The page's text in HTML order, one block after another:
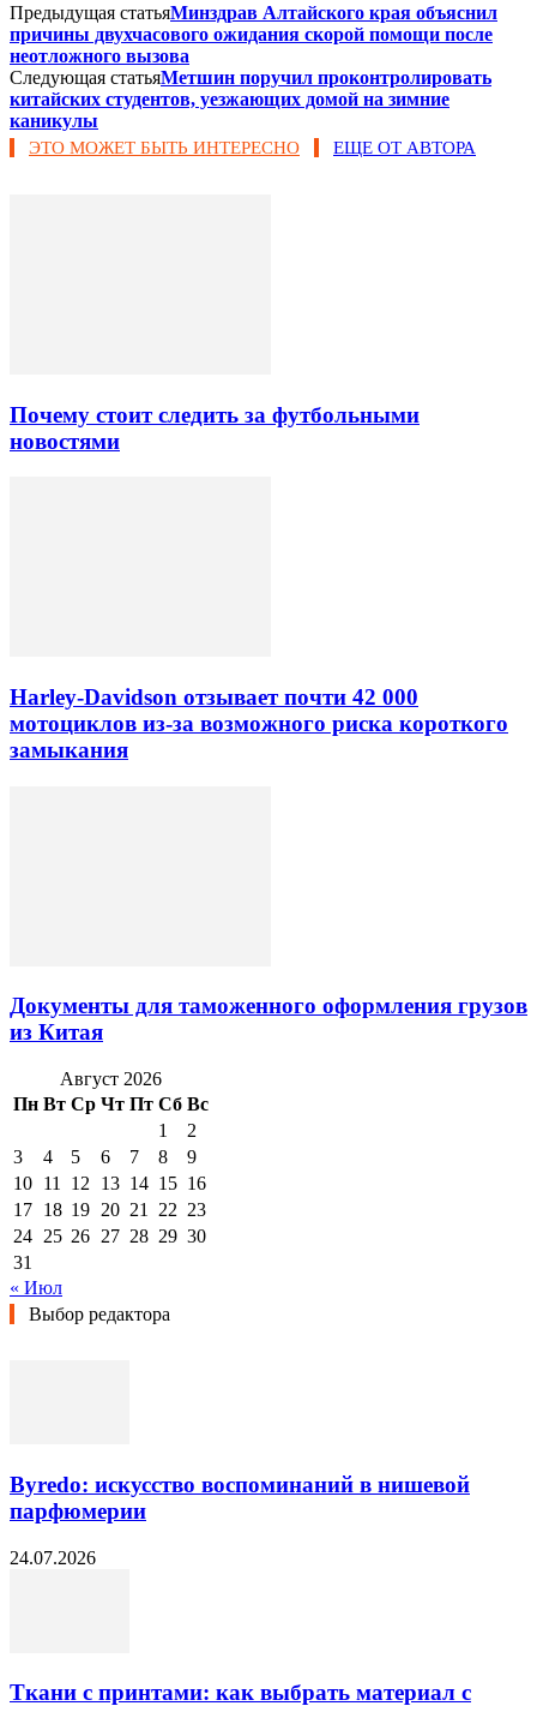
Предыдущая статьяМинздрав Алтайского края объяснил
причины двухчасового ожидания скорой помощи после
неотложного вызова
Следующая статьяМетшин поручил проконтролировать
китайских студентов, уезжающих домой на зимние
каникулы
ЭТО МОЖЕТ БЫТЬ ИНТЕРЕСНО ЕЩЕ ОТ АВТОРА
Почему стоит следить за футбольными
новостями
Harley-Davidson отзывает почти 42 000
мотоциклов из-за возможного риска короткого
замыкания
Документы для таможенного оформления грузов
из Китая
Август 2026
Пн Вт Ср Чт Пт Сб Вс
1
2
3
4 5 6 7 8
9
10 11 12 13 14 15 16
17 18 19 20 21 22 23
24 25 26 27 28 29 30
31
« Июл
Выбор редактора
Byredo: искусство воспоминаний в нишевой
парфюмерии
24.07.2026
Ткани с принтами: как выбрать материал с